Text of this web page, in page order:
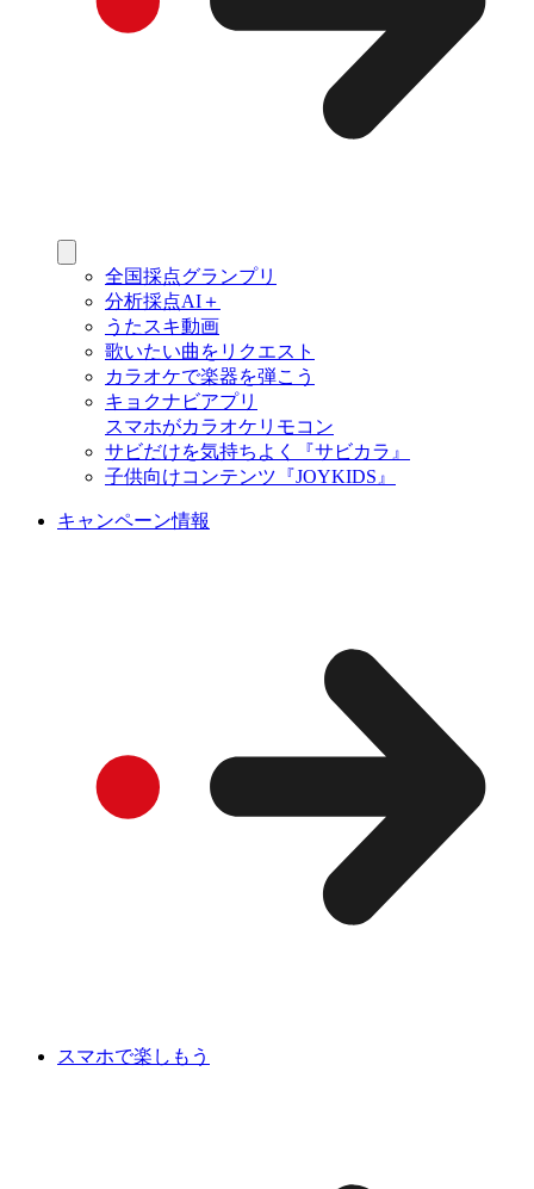
全国採点グランプリ
分析採点AI＋
うたスキ動画
歌いたい曲をリクエスト
カラオケで楽器を弾こう
キョクナビアプリ
スマホがカラオケリモコン
サビだけを気持ちよく『サビカラ』
子供向けコンテンツ『JOYKIDS』
キャンペーン情報
スマホで楽しもう